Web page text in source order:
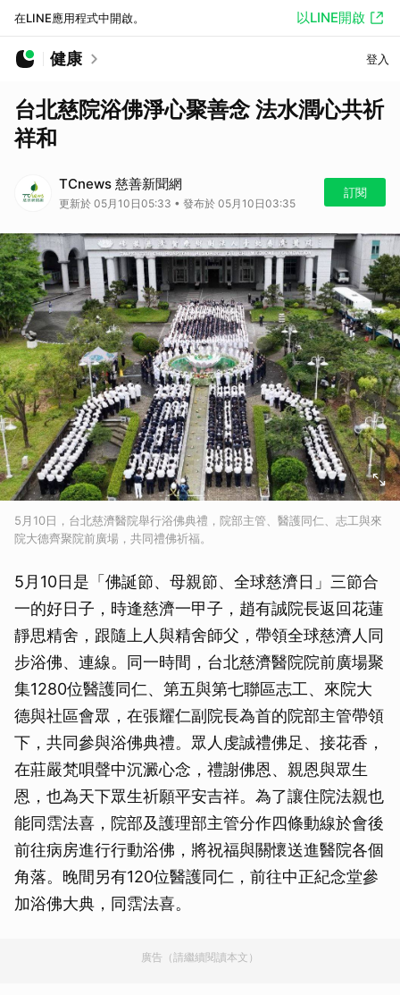
在LINE應用程式中開啟。 以LINE開啟
健康 登入
台北慈院浴佛淨心聚善念 法水潤心共祈
祥和
TCnews 慈善新聞網
更新於 05月10日05:33 • 發布於 05月10日03:35
訂閱
5月10日，台北慈濟醫院舉行浴佛典禮，院部主管、醫護同仁、志工與來
院大德齊聚院前廣場，共同禮佛祈福。
5月10日是「佛誕節、母親節、全球慈濟日」三節合
一的好日子，時逢慈濟一甲子，趙有誠院長返回花蓮
靜思精舍，跟隨上人與精舍師父，帶領全球慈濟人同
步浴佛、連線。同一時間，台北慈濟醫院院前廣場聚
集1280位醫護同仁、第五與第七聯區志工、來院大
德與社區會眾，在張耀仁副院長為首的院部主管帶領
下，共同參與浴佛典禮。眾人虔誠禮佛足、接花香，
在莊嚴梵唄聲中沉澱心念，禮謝佛恩、親恩與眾生
恩，也為天下眾生祈願平安吉祥。為了讓住院法親也
能同霑法喜，院部及護理部主管分作四條動線於會後
前往病房進行行動浴佛，將祝福與關懷送進醫院各個
角落。晚間另有120位醫護同仁，前往中正紀念堂參
加浴佛大典，同霑法喜。
廣告（請繼續閱讀本文）